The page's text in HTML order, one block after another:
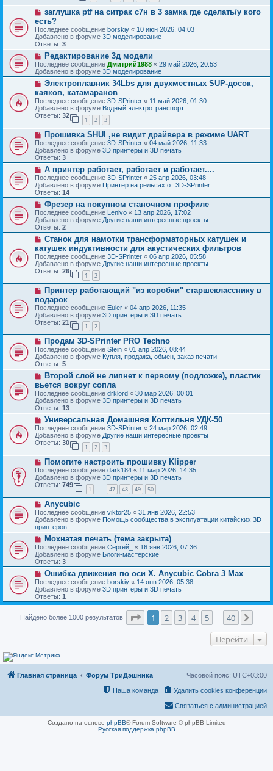
н
и
е
с
о
о
б
щ
е
н
е
Н
в
о
е
с
о
о
б
щ
е
н
и
е
заглушка ptf на ситрак с7н в 3 замка где сделать/у кого
есть?
Последнее сообщение borskiy « 10 июн 2026, 04:03
Добавлено в форуме 3D моделирование
Ответы: 3
Н
о
в
о
е
с
о
о
б
е
и
е
Редактирование 3д модели
Последнее сообщение Дмитрий1988 « 29 май 2026, 20:53
Добавлено в форуме 3D моделирование
Н
в
о
е
с
о
б
щ
е
н
и
е
Электроплавник 34Lbs для двухместных SUP-досок,
каяков, катамаранов
Последнее сообщение 3D-SPrinter « 11 май 2026, 01:30
Добавлено в форуме Водный электротранспорт
Ответы: 32
1 2 3
Н
о
в
о
е
с
о
о
б
щ
е
н
и
е
Прошивка SHUI ,не видит драйвера в режиме UART
Последнее сообщение 3D-SPrinter « 04 май 2026, 11:33
Добавлено в форуме 3D принтеры и 3D печать
Ответы: 3
Н
о
в
о
е
с
о
о
б
щ
е
н
и
е
А принтер работает, работает и работает....
Последнее сообщение 3D-SPrinter « 25 апр 2026, 03:48
Добавлено в форуме Принтер на рельсах от 3D-SPrinter
Ответы: 14
Н
о
в
о
е
с
о
о
б
щ
е
н
е
Фрезер на покупном станочном профиле
Последнее сообщение Lenivo « 13 апр 2026, 17:02
Добавлено в форуме Другие наши интересные проекты
Ответы: 2
Н
в
о
е
с
о
щ
е
н
и
е
Станок для намотки трансформаторных катушек и
катушек индуктивности для акустических фильтров
Последнее сообщение 3D-SPrinter « 06 апр 2026, 05:58
Добавлено в форуме Другие наши интересные проекты
Ответы: 26
1 2
Н
в
о
е
с
о
о
б
щ
е
н
е
Принтер работающий "из коробки" старшекласснику в
подарок
Последнее сообщение Euler « 04 апр 2026, 11:35
Добавлено в форуме 3D принтеры и 3D печать
Ответы: 21
1 2
Н
о
в
о
е
о
о
б
щ
е
н
и
е
Продам 3D-SPrinter PRO Techno
Последнее сообщение Stein « 01 апр 2026, 08:44
Добавлено в форуме Купля, продажа, обмен, заказ печати
Ответы: 5
Н
в
о
е
с
о
о
б
щ
н
е
Второй слой не липнет к первому (подложке), пластик
вьется вокруг сопла
Последнее сообщение drklord « 30 мар 2026, 00:01
Добавлено в форуме 3D принтеры и 3D печать
Ответы: 13
Н
о
в
о
с
о
б
щ
н
и
е
Универсальная Домашняя Коптильня УДК-50
Последнее сообщение 3D-SPrinter « 24 мар 2026, 02:49
Добавлено в форуме Другие наши интересные проекты
Ответы: 30
1 2 3
Н
о
в
о
е
с
о
о
б
щ
е
н
и
е
Помогите настроить прошивку Klipper
Последнее сообщение dark184 « 11 мар 2026, 14:35
Добавлено в форуме 3D принтеры и 3D печать
Ответы: 749
1 … 47 48 49 50
Н
о
в
о
е
о
о
б
щ
е
н
и
е
Anycubic
Последнее сообщение viktor25 « 31 янв 2026, 22:53
Добавлено в форуме Помощь сообщества в эксплуатации китайских 3D
принтеров
Н
о
в
о
е
с
о
о
б
щ
н
Мохнатая печать (тема закрыта)
Последнее сообщение Сергей_ « 16 янв 2026, 07:36
Добавлено в форуме Блоги-мастерские
Ответы: 3
Н
о
в
о
е
о
и
Ошибка движения по оси Х. Anycubic Cobra 3 Max
Последнее сообщение borskiy « 14 янв 2026, 05:38
Добавлено в форуме 3D принтеры и 3D печать
Ответы: 1
Найдено более 1000 результатов Страница1 из
1 2 3 4 5 40
Перейти
Главная страница Форум ТриДэшника Часовой пояс: UTC+03:00
Удалить cookies конференции
Наша команда
Связаться с администрацией
Создано на основе phpBB® Forum Software © phpBB Limited
Русская поддержка phpBB